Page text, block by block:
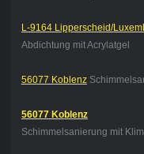
L-9164 Lipperscheid/
Abdichtung mit Acrylatgel
56077 Koblenz
56077 Koblenz
Schimmelsanierung mit